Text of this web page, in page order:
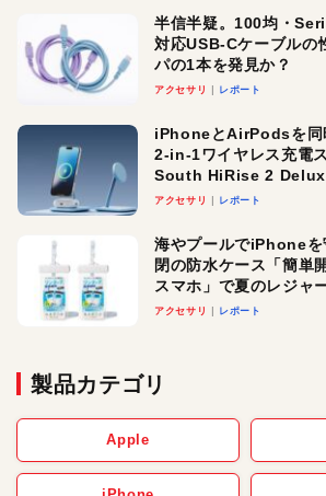
半信半疑。100均・
対応USB-Cケーブルの
パの1本を発見か？
アクセサリ レポート
iPhoneとAirPodsを同
2-in-1ワイヤレス充電
South HiRise 2
ースでおしゃれに充電
アクセサリ レポート
海やプールでiPhoneを
閉の防水ケース「簡単
スマホ」で夏のレジャ
アクセサリ レポート
製品カテゴリ
Apple